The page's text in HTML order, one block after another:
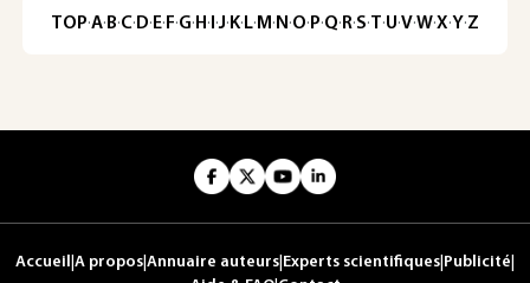
TOP·A·B·C· D· E· F·G· H · ·J· K· L· M · N ·O· P·Q· R·S·T·U·V·W·X·Y·Z
Accueil A propos Annuaire auteurs Experts scientifiques Publicité